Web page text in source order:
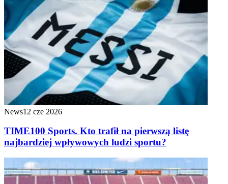
News12 cze 2026
TIME100 Sports. Kto trafił na pierwszą listę
najbardziej wpływowych ludzi sportu?